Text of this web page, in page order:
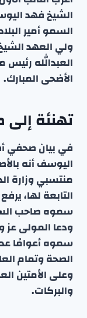
الشيخ فهد
السمو أمير
ولي العهد
العبدالله
الأضحى المبارك.
تهنئة إلى
في بيان صحفي
اليوسف أنه
منتسبي وزارة
التابعة لها،
سموه صاحب
ودعا المولى عز
سموه أعوامًا
الصحة وتمام
وعلى الأمتين
والبركات.